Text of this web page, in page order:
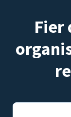
Fier